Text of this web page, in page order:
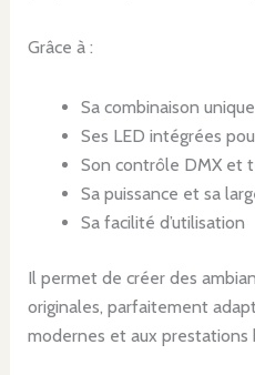
Grâce à :
Sa combinaison
Ses LED intégrées
Son contrôle DMX et
Sa puissance et sa
Sa facilité d’utilisation
Il permet de créer des
originales, parfaitement
modernes et aux prestations